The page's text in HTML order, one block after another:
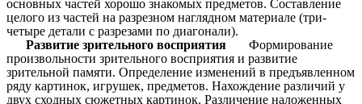
основных частей хорошо знакомых предметов. Составление
целого из частей на разрезном наглядном материале (три-
четыре детали с разрезами по диагонали).
Развитие зрительного восприятия
Формирование
произвольности зрительного восприятия и развитие
зрительной памяти. Определение изменений в предъявленном
ряду картинок, игрушек, предметов. Нахождение различий у
двух сходных сюжетных картинок. Различение наложенных